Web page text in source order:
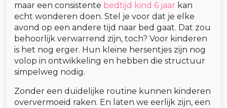
maar een consistente bedtijd kind 6 jaar kan
echt wonderen doen. Stel je voor dat je elke
avond op een andere tijd naar bed gaat. Dat zou
behoorlijk verwarrend zijn, toch? Voor kinderen
is het nog erger. Hun kleine hersentjes zijn nog
volop in ontwikkeling en hebben die structuur
simpelweg nodig.
Zonder een duidelijke routine kunnen kinderen
oververmoeid raken. En laten we eerlijk zijn, een